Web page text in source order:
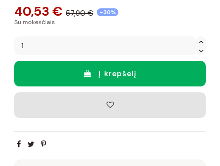
40,53 € 57,90 € -30%
Su mokesčiais
Į krepšelį